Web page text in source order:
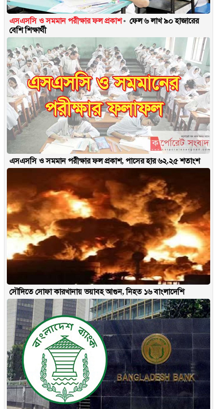
এসএসসি ও সমমান পরীক্ষার ফল প্রকাশ
ফেল ৬ লাখ ৯০ হাজারের
বেশি শিক্ষার্থী
এসএসসি ও সমমান পরীক্ষার ফল প্রকাশ, পাসের হার ৬২.২৫ শতাংশ
সৌদিতে সোফা কারখানায় ভয়াবহ আগুন, নিহত ১৬ বাংলাদেশি